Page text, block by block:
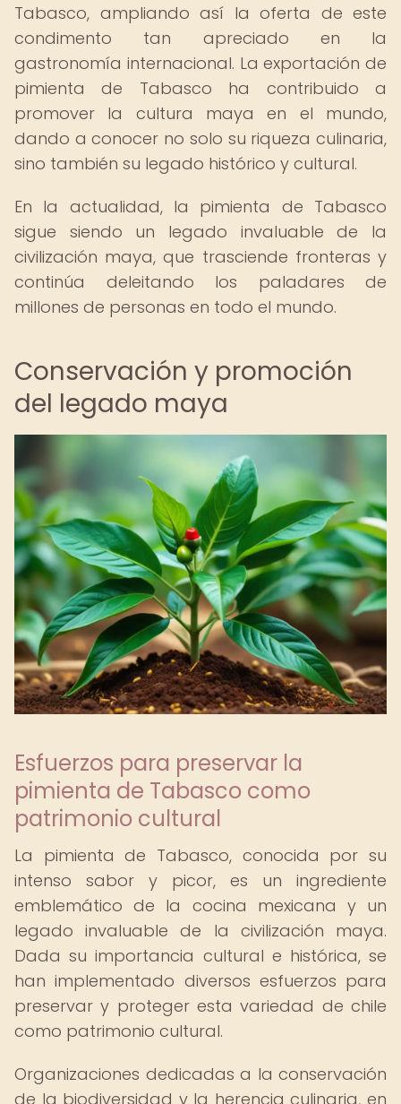
Tabasco, ampliando así la oferta de este
condimento tan apreciado en la
gastronomía internacional. La exportación de
pimienta de Tabasco ha contribuido a
promover la cultura maya en el mundo,
dando a conocer no solo su riqueza culinaria,
sino también su legado histórico y cultural.
En la actualidad, la pimienta de Tabasco
sigue siendo un legado invaluable de la
civilización maya, que trasciende fronteras y
continúa deleitando los paladares de
millones de personas en todo el mundo.
Conservación y promoción
del legado maya
Esfuerzos para preservar la
pimienta de Tabasco como
patrimonio cultural
La pimienta de Tabasco, conocida por su
intenso sabor y picor, es un ingrediente
emblemático de la cocina mexicana y un
legado invaluable de la civilización maya.
Dada su importancia cultural e histórica, se
han implementado diversos esfuerzos para
preservar y proteger esta variedad de chile
como patrimonio cultural.
Organizaciones dedicadas a la conservación
de la biodiversidad y la herencia culinaria, en